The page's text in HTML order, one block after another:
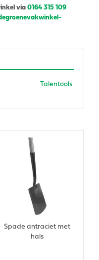
via 0164 315 109
Talentools
Spade antraciet met
hals